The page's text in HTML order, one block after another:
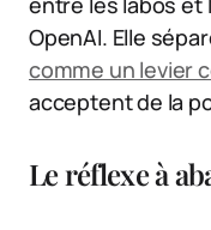
OpenAI. Elle
comme un levier
acceptent de la
Le réflexe à